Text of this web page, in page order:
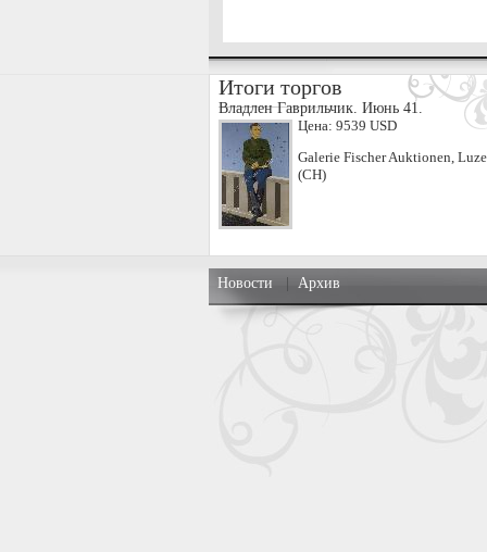
Итоги торгов
Владлен Гаврильчик. Июнь 41.
Цена: 9539 USD
Galerie Fischer Auktionen,
(CH)
Новости Архив